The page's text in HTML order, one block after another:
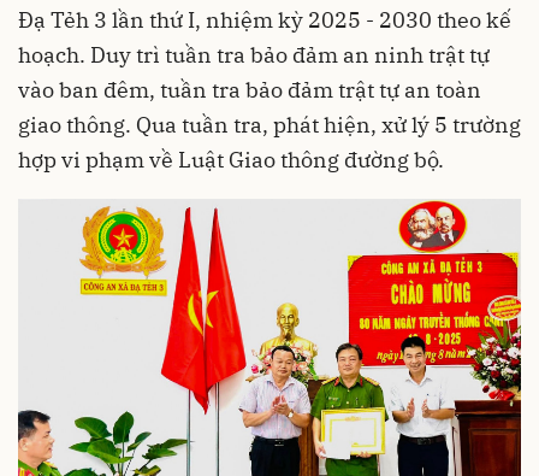
Đạ Tẻh 3 lần thứ I, nhiệm kỳ 2025 - 2030 theo kế
hoạch. Duy trì tuần tra bảo đảm an ninh trật tự
vào ban đêm, tuần tra bảo đảm trật tự an toàn
giao thông. Qua tuần tra, phát hiện, xử lý 5 trường
hợp vi phạm về Luật Giao thông đường bộ.